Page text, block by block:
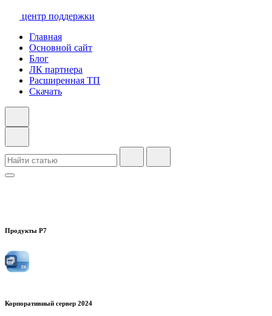
центр поддержки
Главная
Основной сайт
Блог
ЛК партнера
Расширенная ТП
Скачать
Продукты Р7
Корпоративный сервер 2024